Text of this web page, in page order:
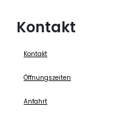
Kontakt
Kontakt
Öffnungszeiten
Anfahrt